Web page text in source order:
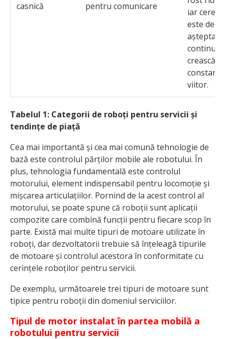
casnică pentru comunicare
iar
este de
așteptat
continue
crească,
constant,
viitor.
Tabelul 1: Categorii de roboți pentru servicii și
tendințe de piață
Cea mai importantă și cea mai comună tehnologie de
bază este controlul părților mobile ale robotului. În
plus, tehnologia fundamentală este controlul
motorului, element indispensabil pentru locomoție și
mișcarea articulațiilor. Pornind de la acest control al
motorului, se poate spune că roboții sunt aplicații
compozite care combină funcții pentru fiecare scop în
parte. Există mai multe tipuri de motoare utilizate în
roboți, dar dezvoltatorii trebuie să înțeleagă tipurile
de motoare și controlul acestora în conformitate cu
cerințele roboților pentru servicii.
De exemplu, următoarele trei tipuri de motoare sunt
tipice pentru roboții din domeniul serviciilor.
Tipul de motor instalat în partea mobilă a
robotului pentru servicii